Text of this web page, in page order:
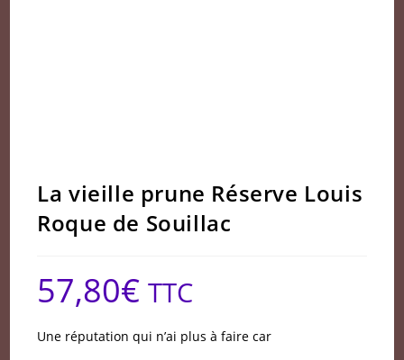
La vieille prune Réserve Louis
Roque de Souillac
57,80€ TTC
Une réputation qui n’ai plus à faire car